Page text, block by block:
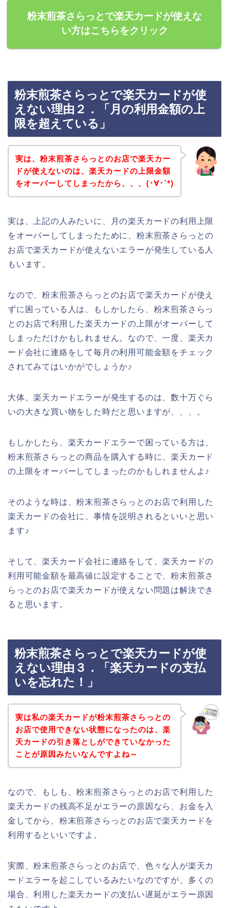
粉末煎茶さらっとで楽天カードが使えな
い方はこちらをクリック
粉末煎茶さらっとで楽天カードが使
えない理由２．「月の利用金額の上
限を超えている」
実は、粉末煎茶さらっとのお店で楽天カー
ドが使えないのは、楽天カードの上限金額
をオーバーしてしまったから、、、(･∀･`*)
実は、上記の人みたいに、月の楽天カードの利用上限
をオーバーしてしまったために、粉末煎茶さらっとの
お店で楽天カードが使えないエラーが発生している人
もいます。
なので、粉末煎茶さらっとのお店で楽天カードが使え
ずに困っている人は、もしかしたら、粉末煎茶さらっ
とのお店で利用した楽天カードの上限がオーバーして
しまっただけかもしれません。なので、一度、楽天カ
ード会社に連絡をして毎月の利用可能金額をチェック
されてみてはいかがでしょうか♪
大体、楽天カードエラーが発生するのは、数十万ぐら
いの大きな買い物をした時だと思いますが、、、。
もしかしたら、楽天カードエラーで困っている方は、
粉末煎茶さらっとの商品を購入する時に、楽天カード
の上限をオーバーしてしまったのかもしれませんよ♪
そのような時は、粉末煎茶さらっとのお店で利用した
楽天カードの会社に、事情を説明されるといいと思い
ます♪
そして、楽天カード会社に連絡をして、楽天カードの
利用可能金額を最高値に設定することで、粉末煎茶さ
らっとのお店で楽天カードが使えない問題は解決でき
ると思います。
粉末煎茶さらっとで楽天カードが使
えない理由３．「楽天カードの支払
いを忘れた！」
実は私の楽天カードが粉末煎茶さらっとの
お店で使用できない状態になったのは、楽
天カードの引き落としができていなかった
ことが原因みたいなんですよね～
なので、もしも、粉末煎茶さらっとのお店で利用した
楽天カードの残高不足がエラーの原因なら、お金を入
金してから、粉末煎茶さらっとのお店で楽天カードを
利用するといいですよ。
実際、粉末煎茶さらっとのお店で、色々な人が楽天カ
ードエラーを起こしているみたいなのですが、多くの
場合、利用した楽天カードの支払い遅延がエラー原因